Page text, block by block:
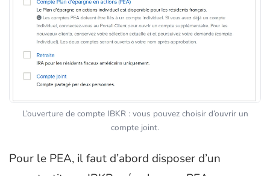
L’ouverture de compte IBKR : vous pouvez choisir d’ouvrir un
compte joint.
Pour le PEA, il faut d’abord disposer d’un